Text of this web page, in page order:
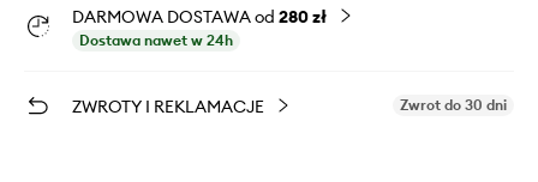
DARMOWA DOSTAWA od 280 zł
Dostawa nawet w 24h
ZWROTY I REKLAMACJE Zwrot do 30 dni